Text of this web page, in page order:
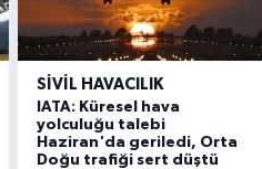
SIVIL HAVACILIK
IATA: Küresel hava
yolculuğu talebi
Haziran'da geriledi, Orta
Doğu trafiği sert düştü